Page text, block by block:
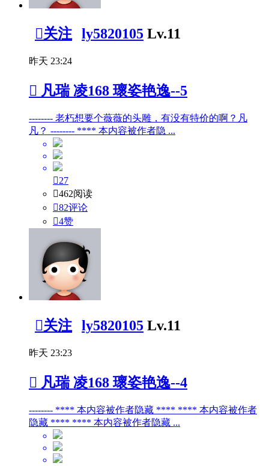
关注 ly5820105 Lv.11
昨天 23:24
 凡瑞 凌168 瓌姿艳逸--5
-------- 老朽想要个薇薇的头雕，有没有特价的啊？凡
凡？ -------- **** 本内容被作者隐 ...
27
462阅读
82评论
4赞
关注 ly5820105 Lv.11
昨天 23:23
 凡瑞 凌168 瓌姿艳逸--4
-------- **** 本内容被作者隐藏 **** **** 本内容被作者
隐藏 **** **** 本内容被作者隐藏 ...